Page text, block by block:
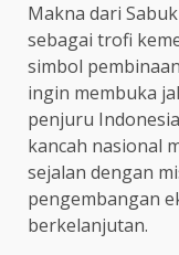
Makna dari
sebagai trofi
simbol
ingin membuka
penjuru
kancah nasional
sejalan dengan
pengembangan
berkelanjutan.